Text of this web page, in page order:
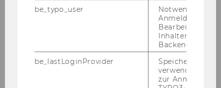
plaint.
j) Upon re­ceipt of the rai­sed com­plaint, the re­
spec­ti­ve Court has to check whe­ther the com­
k) In case the com­plaint is not sub­mit­ted on
time, then the De­cis­i­on will be con­side­red as
be_typo_user
Notwendig für
Anmeldung und
Bearbeitung von
Inhalten im
Backend.
be_lastLoginProvider
Speichert die
verwendete
zur Anmeldung